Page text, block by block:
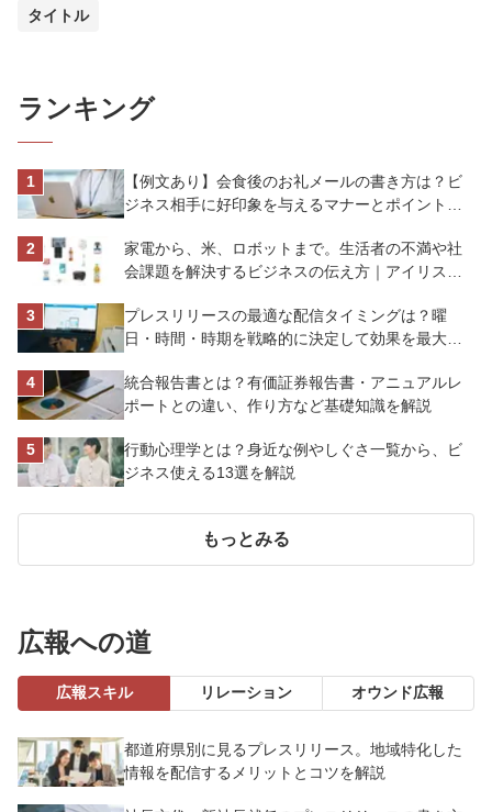
タイトル
ランキング
【例文あり】会食後のお礼メールの書き方は？ビ
ジネス相手に好印象を与えるマナーとポイントを
家電から、米、ロボットまで。生活者の不満や社
会課題を解決するビジネスの伝え方｜アイリスオ
プレスリリースの最適な配信タイミングは？曜
日・時間・時期を戦略的に決定して効果を最大化
統合報告書とは？有価証券報告書・アニュアルレ
ポートとの違い、作り方など基礎知識を解説
行動心理学とは？身近な例やしぐさ一覧から、ビ
ジネス使える13選を解説
もっとみる
広報への道
広報スキル リレーション オウンド広報
都道府県別に見るプレスリリース。地域特化した
情報を配信するメリットとコツを解説